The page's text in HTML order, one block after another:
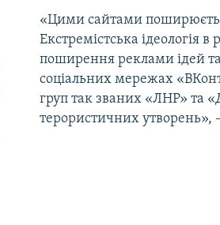
«Цими сайтами
Екстремістська ідеологія в
поширення реклами ідей
соціальних мережах
груп так званих «ЛНР» та
терористичних утворень»,